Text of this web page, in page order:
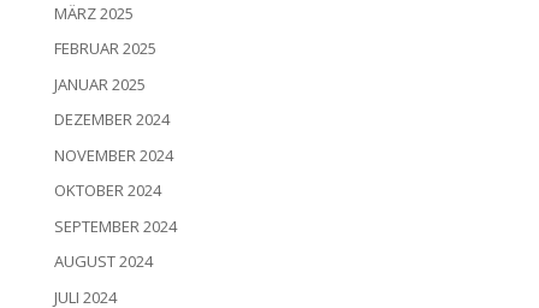
MÄRZ 2025
FEBRUAR 2025
JANUAR 2025
DEZEMBER 2024
NOVEMBER 2024
OKTOBER 2024
SEPTEMBER 2024
AUGUST 2024
JULI 2024